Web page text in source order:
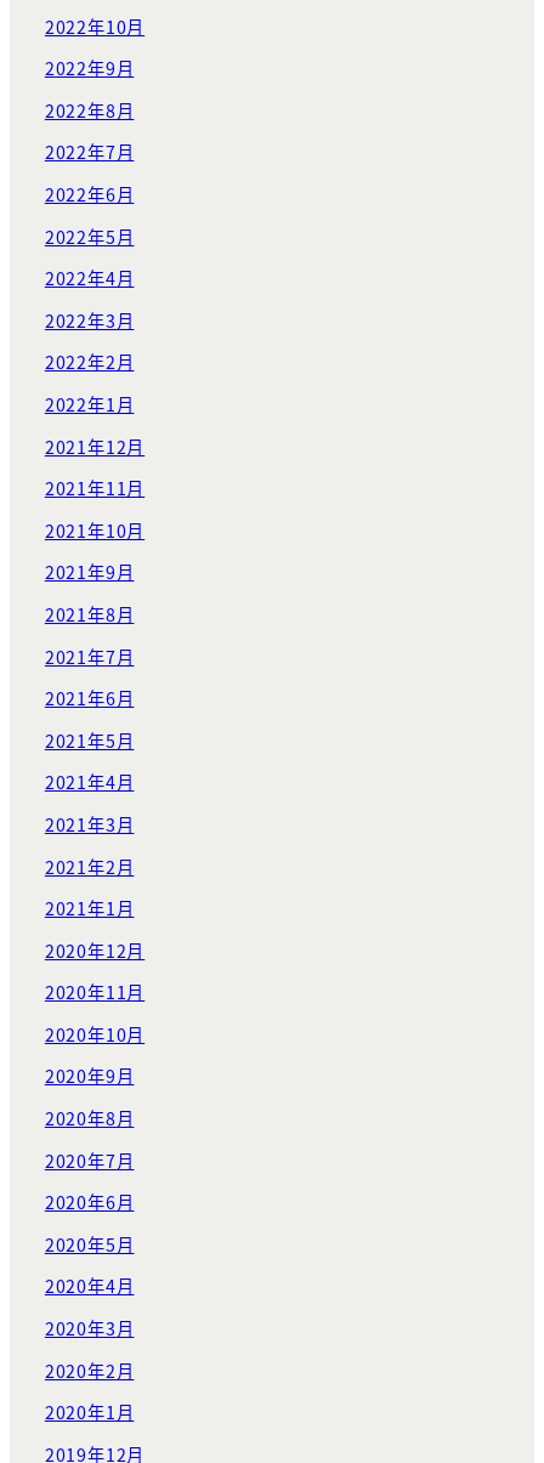
2022年10月
2022年9月
2022年8月
2022年7月
2022年6月
2022年5月
2022年4月
2022年3月
2022年2月
2022年1月
2021年12月
2021年11月
2021年10月
2021年9月
2021年8月
2021年7月
2021年6月
2021年5月
2021年4月
2021年3月
2021年2月
2021年1月
2020年12月
2020年11月
2020年10月
2020年9月
2020年8月
2020年7月
2020年6月
2020年5月
2020年4月
2020年3月
2020年2月
2020年1月
2019年12月